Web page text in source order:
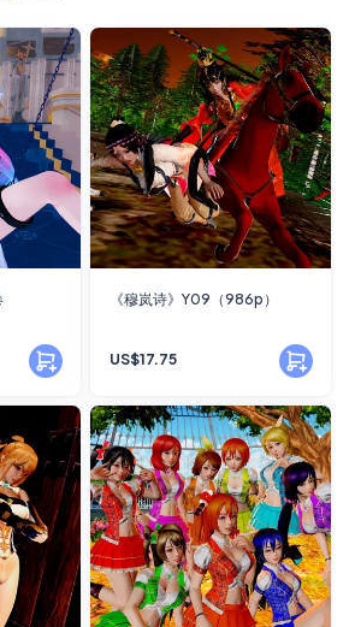
《穆岚诗》Y09（986p）
US$17.75